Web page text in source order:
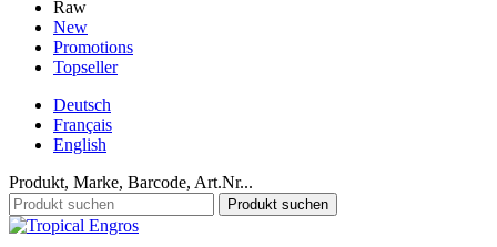
Raw
New
Promotions
Topseller
Deutsch
Français
English
Produkt, Marke, Barcode, Art.Nr...